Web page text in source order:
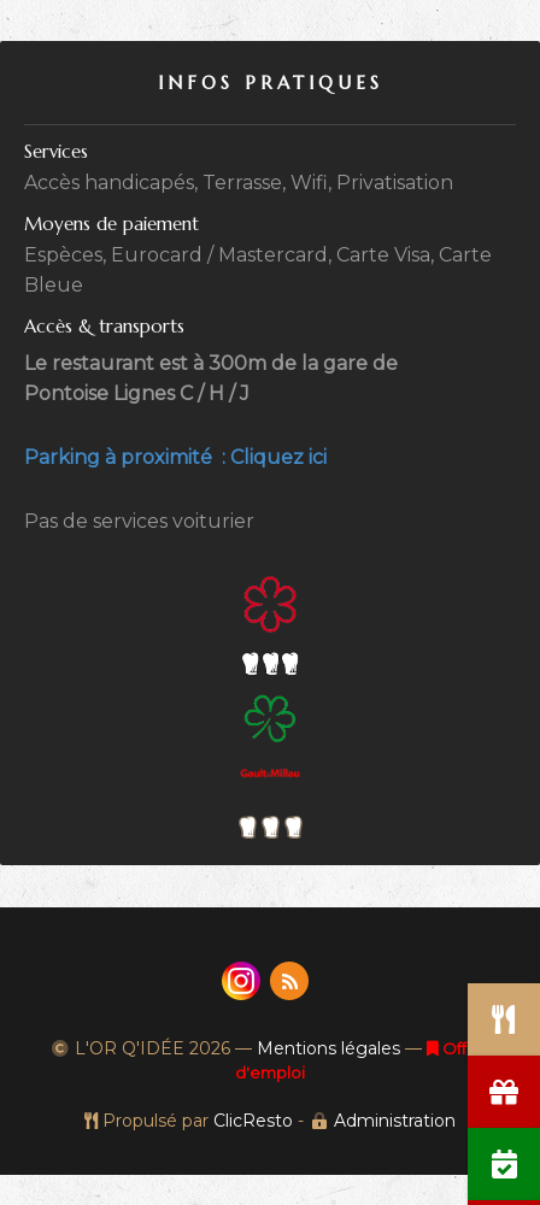
INFOS PRATIQUES
Services
Accès handicapés, Terrasse, Wifi, Privatisation
Moyens de paiement
Espèces, Eurocard / Mastercard, Carte Visa, Carte
Bleue
Accès & transports
Le restaurant est à 300m de la gare de
Pontoise Lignes C / H / J
Parking à proximité : Cliquez ici
Pas de services voiturier
L'OR Q'IDÉE 2026 — Mentions légales —
Offres
d'emploi
Propulsé par ClicResto - Administration